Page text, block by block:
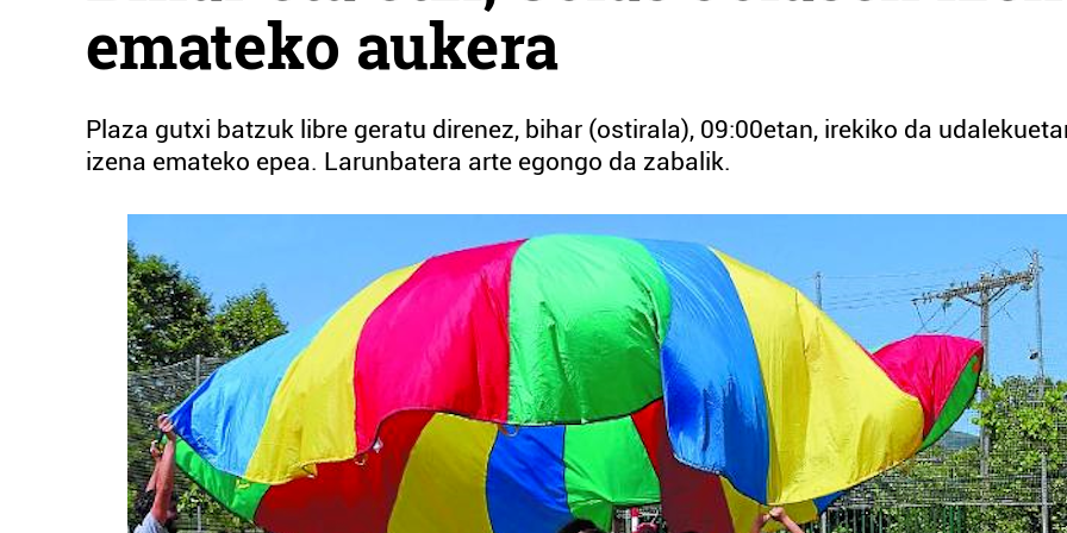
emateko aukera
Plaza gutxi batzuk libre geratu direnez, bihar (ostirala), 09:00etan, irekiko da
izena emateko epea. Larunbatera arte egongo da zabalik.